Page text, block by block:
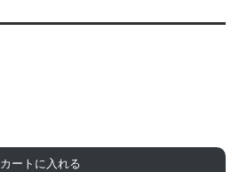
カートに入れる